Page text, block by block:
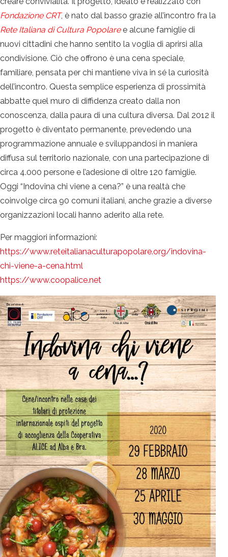
Fondazione CRT, è nato dal basso grazie all’incontro fra la
Rete Italiana di Cultura Popolare e alcune famiglie di
nuovi cittadini che hanno sentito la voglia di aprirsi alla
condivisione. Ciò che offrono è una cena speciale,
familiare, pensata per chi mantiene viva in sé la curiosità
dell’incontro. Questa semplice esperienza di prossimità
abbatte quel muro di diffidenza creato dalla non
conoscenza, dalla paura di una cultura diversa. Dal 2012 il
progetto è diventato permanente, prevedendo una
programmazione annuale e sviluppandosi in maniera
diffusa sul territorio nazionale, con una partecipazione di
circa 4.000 persone e l’adesione di oltre 120 famiglie.
Oggi “Indovina chi viene a cena?” è una realtà che
coinvolge circa 90 comuni italiani, anche grazie a diverse
organizzazioni locali hanno aderito alla rete.
Per maggiori informazioni:
https://www.reteitalianaculturapopolare.org/indovina-
chi-viene-a-cena.html
https://www.coopalice.net